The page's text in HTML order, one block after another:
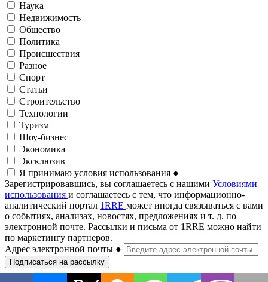
Наука
Недвижимость
Общество
Политика
Происшествия
Разное
Спорт
Статьи
Строительство
Технологии
Туризм
Шоу-бизнес
Экономика
Эксклюзив
Я принимаю условия использования ●
Зарегистрировавшись, вы соглашаетесь с нашими Условиями
использования и соглашаетесь с тем, что информационно-
аналитический портал 1RRE может иногда связываться с вами
о событиях, анализах, новостях, предложениях и т. д. по
электронной почте. Рассылки и письма от 1RRE можно найти
по маркетингу партнеров.
Адрес электронной почты ●
Подписаться на рассылку